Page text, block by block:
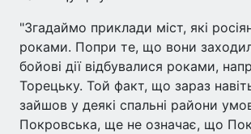
"Згадаймо приклади міст, які
роками. Попри те, що вони
бойові дії відбувалися роками,
Торецьку. Той факт, що зараз
зайшов у деякі спальні райони
Покровська, ще не означає, що